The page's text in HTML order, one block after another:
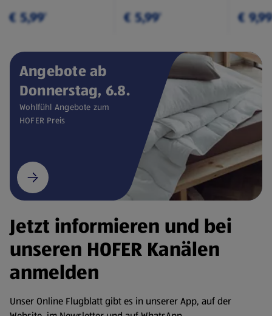
€ 5,99¹ € 5,99¹ €
Angebote ab
Donnerstag, 6.8.
Wohlfühl Angebote zum
HOFER Preis
Jetzt informieren und bei
unseren HOFER Kanälen
anmelden
Unser Online Flugblatt gibt es in unserer App, auf der